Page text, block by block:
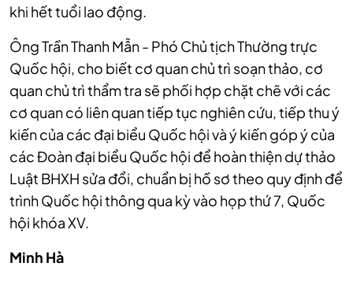
khi hết tuổi lao động.
Ông Trần Thanh Mẫn - Phó Chủ tịch Thường trực
Quốc hội, cho biết cơ quan chủ trì soạn thảo, cơ
quan chủ trì thẩm tra sẽ phối hợp chặt chẽ với các
cơ quan có liên quan tiếp tục nghiên cứu, tiếp thu ý
kiến của các đại biểu Quốc hội và ý kiến góp ý của
các Đoàn đại biểu Quốc hội để hoàn thiện dự thảo
Luật BHXH sửa đổi, chuẩn bị hồ sơ theo quy định để
trình Quốc hội thông qua kỳ vào họp thứ 7, Quốc
hội khóa XV.
Minh Hà